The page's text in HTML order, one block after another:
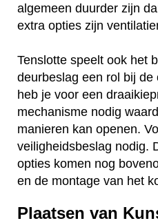
algemeen duurder zijn
extra opties zijn
Tenslotte speelt ook het
deurbeslag een rol bij
heb je voor een
mechanisme nodig
manieren kan openen.
veiligheidsbeslag nodig.
opties komen nog
en de montage van het
Plaatsen van